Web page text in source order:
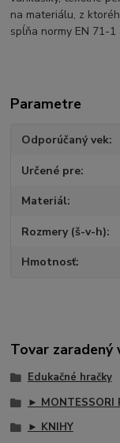
na materiálu, z
spĺňa normy EN 71-1
Parametre
Odporúčaný vek
Určené pre
Materiál
Rozmery (š-v-h)
Hmotnosť
Tovar zaradený
Edukačné hračky
► MONTESSORI
► KNIHY